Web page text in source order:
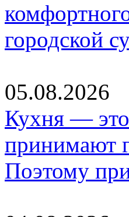
городской
05.08.2026
Кухня — это
принимают
Поэтому